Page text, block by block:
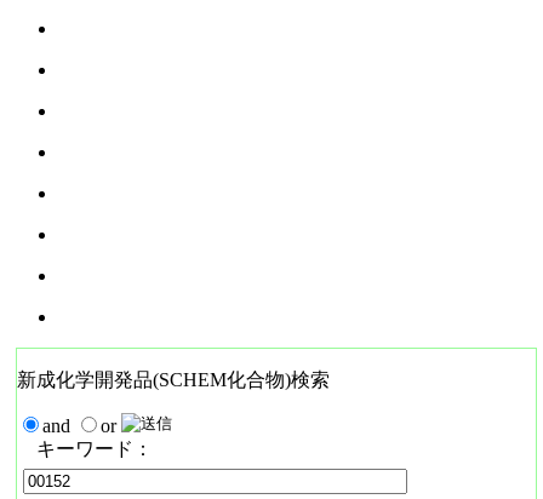
新成化学開発品(SCHEM化合物)検索
and
or
キーワード：